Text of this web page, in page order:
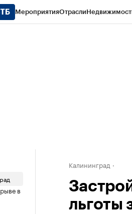
МероприятияОтрасли
в
Калининград
льготы